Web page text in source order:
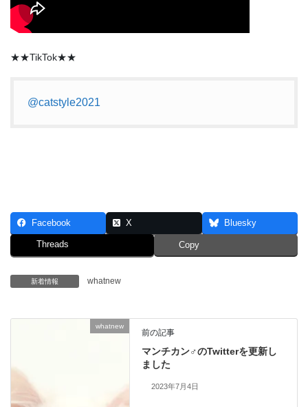
★★TikTok★★
@catstyle2021
Facebook X Bluesky
Threads Copy
新着情報 whatnew
whatnew
前の記事
マンチカン♂のTwitterを更新し
ました
2023年7月4日